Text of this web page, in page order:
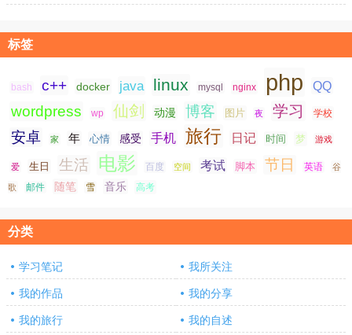
标签
bash c++ docker java linux mysql nginx php QQ
wordpress wp 仙剑 动漫 博客 图片 夜 学习 学校
安卓 家 年 心情 感受 手机 旅行 日记 时间 梦 游戏
爱 生日 生活 电影 百度 空间 考试 脚本 节日 英语 谷
歌 邮件 随笔 雪 音乐 高考
分类
学习笔记 我所关注
我的作品 我的分享
我的旅行 我的自述